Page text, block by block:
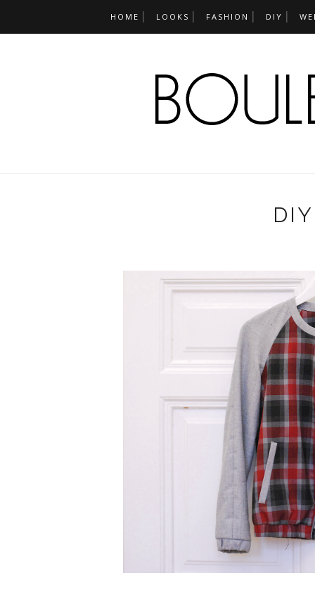
HOME LOOKS FASHION DIY